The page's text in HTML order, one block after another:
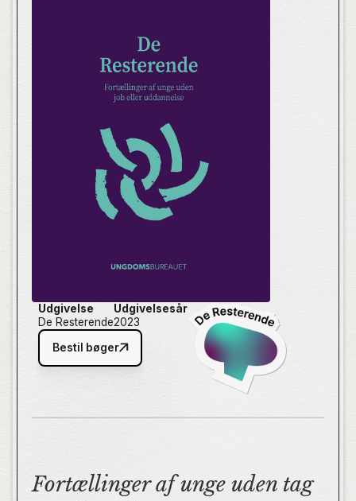
Udgivelse
De Resterende
Udgivelsesår
2023
Bestil bøger
indvier os i det svære parforhold, åbner døren til
psykiatrien og deler deres tanker og erfaringer med
det danske uddannelsessystem og arbejdsmarked.
Det er vigtigt, at der er fokus på at løse de problemer,
problemerne reelt skal løses, er man nødt til at sætte
sig ind i unges virkelighed, så man faktisk forstår,
hvad det er, man forsøger at løse.
Fortællinger af unge uden tag